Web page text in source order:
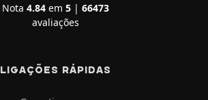
Nota 4.84em 5| 66473
avaliações
LIGAÇÕES RÁPIDAS